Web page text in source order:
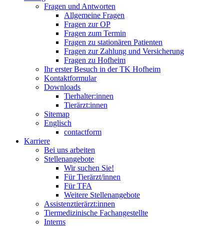
Fragen und Antworten
Allgemeine Fragen
Fragen zur OP
Fragen zum Termin
Fragen zu stationären Patienten
Fragen zur Zahlung und Versicherung
Fragen zu Hofheim
Ihr erster Besuch in der TK Hofheim
Kontaktformular
Downloads
Tierhalter:innen
Tierärzt:innen
Sitemap
Englisch
contactform
Karriere
Bei uns arbeiten
Stellenangebote
Wir suchen Sie!
Für Tierärzt/innen
Für TFA
Weitere Stellenangebote
Assistenztierärzt:innen
Tiermedizinische Fachangestellte
Interns